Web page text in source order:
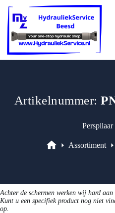
naar
inhoud
was:
€27,99.
€22,39.
Artikelnummer:
Perspilaar
Assortiment
Achter de schermen werken wij hard
Kunt u een specifiek product nog niet
op.